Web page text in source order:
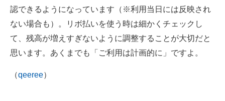
認できるようになっています（※利用当日には反映され
ない場合も）。リボ払いを使う時は細かくチェックし
て、残高が増えすぎないように調整することが大切だと
思います。あくまでも「ご利用は計画的に」ですよ。
（qeeree）